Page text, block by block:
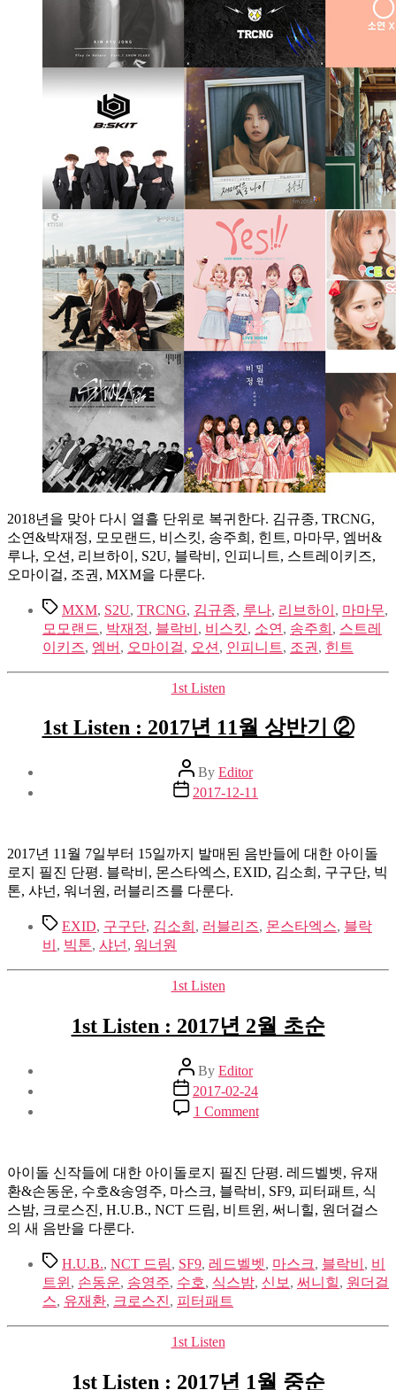
2018년을 맞아 다시 열흘 단위로 복귀한다. 김규종, TRCNG,
소연&박재정, 모모랜드, 비스킷, 송주희, 힌트, 마마무, 엠버&
루나, 오션, 리브하이, S2U, 블락비, 인피니트, 스트레이키즈,
오마이걸, 조권, MXM을 다룬다.
TagsMXM, S2U, TRCNG, 김규종, 루나, 리브하이 , 마마무,
모모랜드, 박재정, 블락비 , 비스킷, 소연 , 송주희 , 스트레
이키즈, 엠버 , 오마이걸, 오션 , 인피니트, 조권 , 힌트
Categories
1st Listen
1st Listen : 2017년 11월 상반기 ②
Post
author
By Editor
Post
date
2017-12-11
2017년 11월 7일부터 15일까지 발매된 음반들에 대한 아이돌
로지 필진 단평. 블락비, 몬스타엑스, EXID, 김소희, 구구단, 빅
톤, 샤넌, 워너원, 러블리즈를 다룬다.
TagsEXID, 구구단, 김소희 , 러블리즈, 몬스타엑스, 블락
비 , 빅톤, 샤넌 , 워너원
Categories
1st Listen
1st Listen : 2017년 2월 초순
Post
author
By Editor
Post
date
2017-02-24
1 Commenton
1st
2017
년
2
월
순
아이돌 신작들에 대한 아이돌로지 필진 단평. 레드벨벳, 유재
환&손동운, 수호&송영주, 마스크, 블락비, SF9, 피터패트, 식
스밤, 크로스진, H.U.B., NCT 드림, 비트윈, 써니힐, 원더걸스
의 새 음반을 다룬다.
TagsH.U.B., NCT 드림, SF9, 레드벨벳, 마스크, 블락비 , 비
트윈 , 손동운, 송영주, 수호, 식스밤, 신보 , 써니힐, 원더걸
스, 유재환, 크로스진, 피터패트
Categories
1st Listen
1st Listen : 2017년 1월 중순